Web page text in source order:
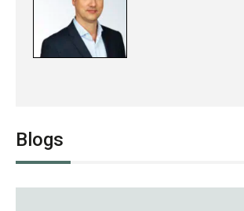
Blogs